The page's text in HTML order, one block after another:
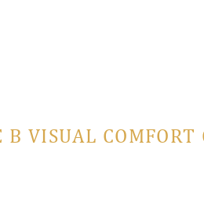
VISUAL COMFORT